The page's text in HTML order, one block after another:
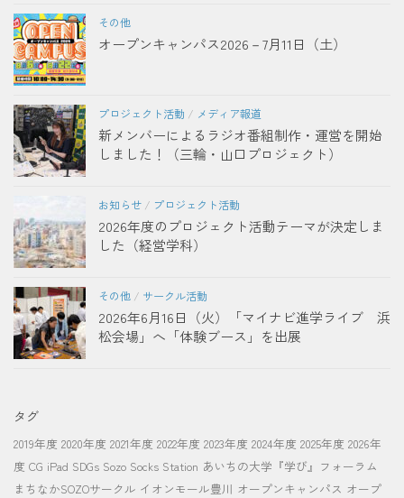
その他
オープンキャンパス2026－7月11日（土）
プロジェクト活動 / メディア報道
新メンバーによるラジオ番組制作・運営を開始
しました！（三輪・山口プロジェクト）
お知らせ / プロジェクト活動
2026年度のプロジェクト活動テーマが決定しま
した（経営学科）
その他 / サークル活動
2026年6月16日（火）「マイナビ進学ライブ 浜
松会場」へ「体験ブース」を出展
タグ
2019年度 2020年度 2021年度 2022年度 2023年度 2024年度 2025年度 2026年
度 CG iPad SDGs Sozo Socks Station あいちの大学『学び』フォーラム
まちなかSOZOサークル イオンモール豊川 オープンキャンパス オープ